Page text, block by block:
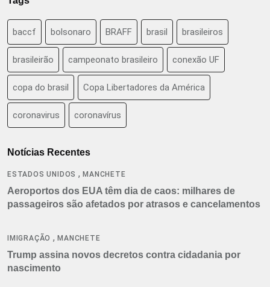
baccf bolsonaro BRAFF brasil brasileiros
brasileirão campeonato brasileiro conexão UF
copa do brasil Copa Libertadores da América
coronavirus coronavírus
Notícias Recentes
ESTADOS UNIDOS ,MANCHETE
Aeroportos dos EUA têm dia de caos: milhares de
passageiros são afetados por atrasos e cancelamentos
IMIGRAÇÃO ,MANCHETE
Trump assina novos decretos contra cidadania por
nascimento